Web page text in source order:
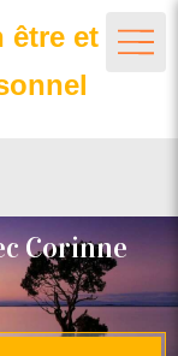
être et
Corinne